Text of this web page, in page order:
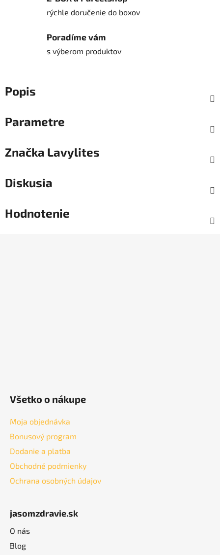
rýchle doručenie do boxov
Poradíme vám
s výberom produktov
Popis
Parametre
Značka Lavylites
Diskusia
Hodnotenie
Všetko o nákupe
Moja objednávka
Bonusový program
Dodanie a platba
Obchodné podmienky
Ochrana osobných údajov
jasomzdravie.sk
O nás
Blog